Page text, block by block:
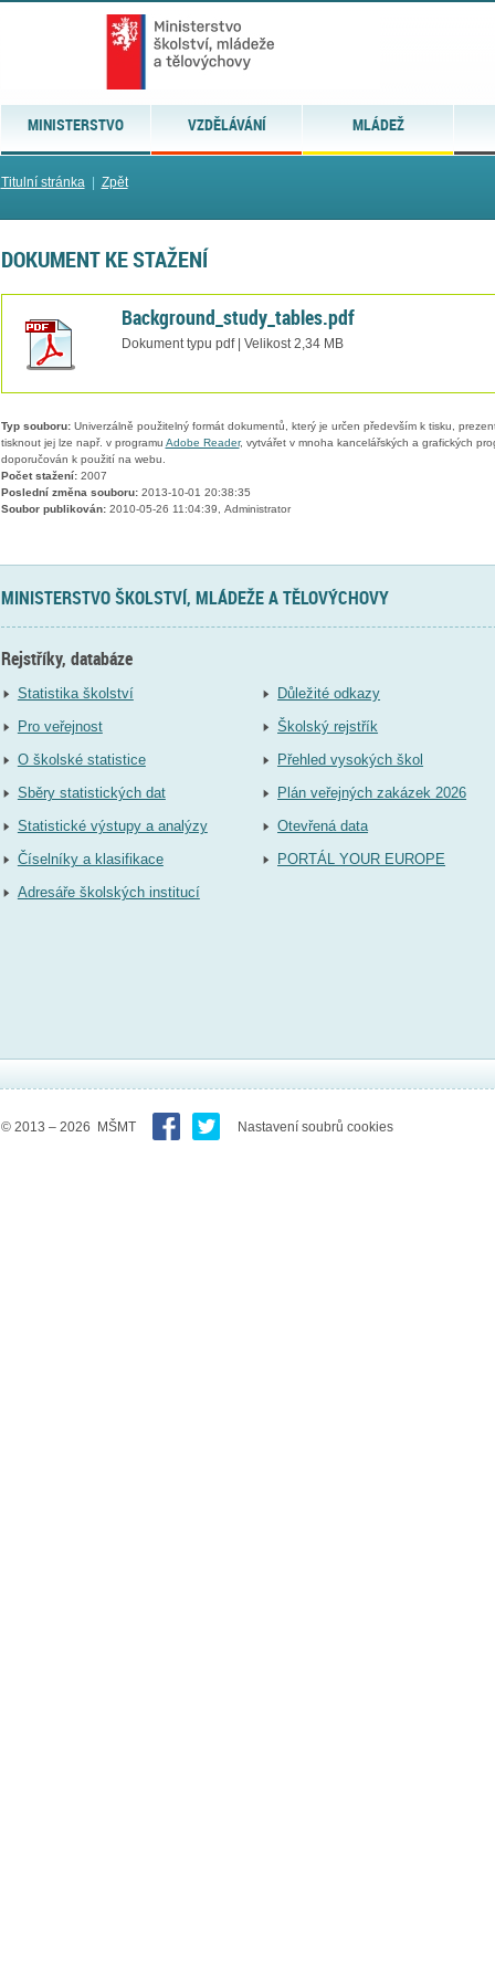
MINISTERSTVO VZDĚLÁVÁNÍ MLÁDEŽ
Titulní stránka| Zpět
DOKUMENT KE STAŽENÍ
Background_study_tables.pdf
Dokument typu pdf | Velikost 2,34 MB
Typ souboru:Univerzálně použitelný formát dokumentů, který je určen především k tisku,
tisknout jej lze např. v programu Adobe Reader, vytvářet v mnoha kancelářských a grafických
doporučován k použití na webu.
Počet stažení:2007
Poslední změna souboru:2013-10-01 20:38:35
Soubor publikován:2010-05-26 11:04:39, Administrator
MINISTERSTVO ŠKOLSTVÍ, MLÁDEŽE A TĚLOVÝCHOVY
Rejstříky, databáze
Statistika školství
Pro veřejnost
O školské statistice
Sběry statistických dat
Statistické výstupy a analýzy
Číselníky a klasifikace
Adresáře školských institucí
Důležité odkazy
Školský rejstřík
Přehled vysokých škol
Plán veřejných zakázek 2026
Otevřená data
PORTÁL YOUR EUROPE
© 2013 – 2026 MŠMT Nastavení soubrů cookies